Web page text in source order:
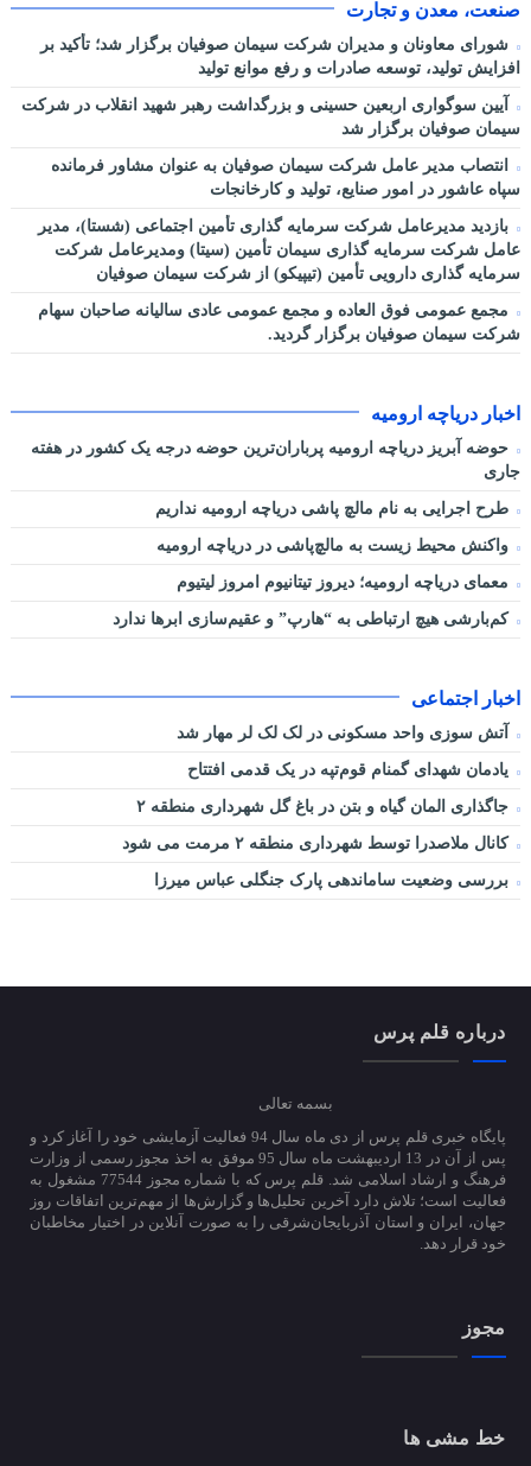
صنعت، معدن و تجارت
شورای معاونان و مدیران شرکت سیمان صوفیان برگزار شد؛ تأکید بر
افزایش تولید، توسعه صادرات و رفع موانع تولید
آیین سوگواری اربعین حسینی و بزرگداشت رهبر شهید انقلاب در شرکت
سیمان صوفیان برگزار شد
انتصاب مدیر عامل شرکت سیمان صوفیان به عنوان مشاور فرمانده
سپاه عاشور در امور صنایع، تولید و کارخانجات
بازدید مدیرعامل شرکت سرمایه گذاری تأمین اجتماعی (شستا)، مدیر
عامل شرکت سرمایه گذاری سیمان تأمین (سیتا) ومدیرعامل شرکت
سرمایه گذاری دارویی تأمین (تیپیکو) از شرکت سیمان صوفیان
مجمع عمومی فوق العاده و مجمع عمومی عادی سالیانه صاحبان سهام
شرکت سیمان صوفیان برگزار گردید.
اخبار دریاچه ارومیه
حوضه آبریز دریاچه ارومیه پرباران‌ترین حوضه‌ درجه یک کشور در هفته
جاری
طرح اجرایی به نام مالچ پاشی دریاچه ارومیه نداریم
واکنش محیط زیست به مالچ‌پاشی در دریاچه ارومیه
معمای دریاچه ارومیه؛ دیروز تیتانیوم امروز لیتیوم
کم‌بارشی هیچ ارتباطی به “هارپ” و عقیم‌سازی ابرها ندارد
اخبار اجتماعی
آتش سوزی واحد مسکونی در لک لک لر مهار شد
یادمان شهدای گمنام قوم‌تپه در یک قدمی افتتاح
جاگذاری المان گیاه و بتن در باغ گل شهرداری منطقه ۲
کانال ملاصدرا توسط شهرداری منطقه ۲ مرمت می شود
بررسی وضعیت ساماندهی پارک جنگلی عباس میرزا
درباره قلم پرس
بسمه تعالی
پایگاه خبری قلم پرس از دی ماه سال 94 فعالیت آزمایشی خود را آغاز کرد و
پس از آن در 13 اردیبهشت ماه سال 95 موفق به اخذ مجوز رسمی از وزارت
فرهنگ و ارشاد اسلامی شد. قلم پرس که با شماره مجوز 77544 مشغول به
فعالیت است؛ تلاش دارد آخرین تحلیل‌ها و گزارش‌ها از مهم‌ترین اتفاقات روز
جهان، ایران و استان آذربایجان‌شرقی را به صورت آنلاین در اختیار مخاطبان
خود قرار دهد.
مجوز
خط مشی ها